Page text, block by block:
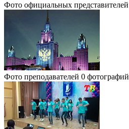
Фото официальных представителей
Фото преподавателей 0 фотографий